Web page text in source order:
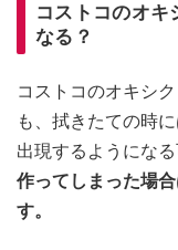
コストコのオキ
なる？
コストコのオキシ
も、拭きたての時
出現するようになる
作ってしまった場
す。